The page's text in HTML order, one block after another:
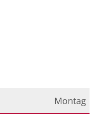
Montag